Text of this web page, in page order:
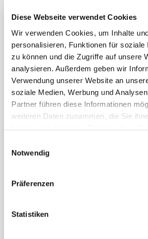
Diese Webseite verwendet Cookies
Wir verwenden Cookies, um Inhalte
personalisieren, Funktionen für soziale
zu können und die Zugriffe auf unsere
analysieren. Außerdem geben wir
Verwendung unserer Website an
soziale Medien, Werbung und
Partner führen diese Informationen
weiteren Daten zusammen, die Sie
haben oder die sie im Rahmen Ihrer
Notwendig
Präferenzen
Statistiken
THE POWER
OF SURFACE.
Caparol Farbenshops
deiner Nähe